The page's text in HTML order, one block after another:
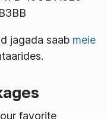
jagada saab meie
favorite